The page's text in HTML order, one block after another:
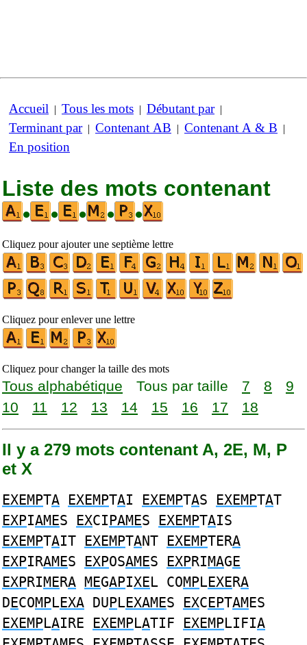
Accueil | Tous les mots | Débutant par|
Terminant par| Contenant AB | Contenant A & B |
En position
Liste des mots contenant
•
• • • •
Cliquez pour ajouter une septième lettre
Cliquez pour enlever une lettre
Cliquez pour changer la taille des mots
Tous alphabétique Tous par taille 7 8
9
10
11 12 13 14 15 16 17 18
Il y a 279 mots contenant A, 2E, M, P
et X
EXEMPTA EXEMPTAI EXEMPTAS EXEMPTAT
EXPIAMES EXCIPAMES EXEMPTAIS
EXEMPTAIT EXEMPTANT EXEMPTERA
EXPIRAMES EXPOSAMES EXPRIMAGE
EXPRIMERA MEGAPIXEL COMPLEXERA
DECOMPLEXA DUPLEXAMES EXCEPTAMES
EXEMPLAIRE EXEMPLATIF EXEMPLIFIA